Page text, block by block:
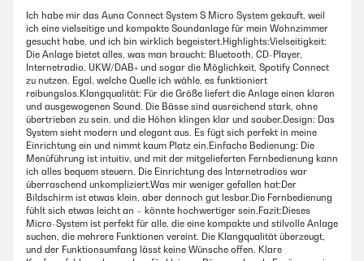
Ich habe mir das Auna Connect System S Micro System gekauft, weil
ich eine vielseitige und kompakte Soundanlage für mein Wohnzimmer
gesucht habe, und ich bin wirklich begeistert.Highlights:Vielseitigkeit:
Die Anlage bietet alles, was man braucht: Bluetooth, CD-Player,
Internetradio, UKW/DAB+ und sogar die Möglichkeit, Spotify Connect
zu nutzen. Egal, welche Quelle ich wähle, es funktioniert
reibungslos.Klangqualität: Für die Größe liefert die Anlage einen klaren
und ausgewogenen Sound. Die Bässe sind ausreichend stark, ohne
übertrieben zu sein, und die Höhen klingen klar und sauber.Design: Das
System sieht modern und elegant aus. Es fügt sich perfekt in meine
Einrichtung ein und nimmt kaum Platz ein.Einfache Bedienung: Die
Menüführung ist intuitiv, und mit der mitgelieferten Fernbedienung kann
ich alles bequem steuern. Die Einrichtung des Internetradios war
überraschend unkompliziert.Was mir weniger gefallen hat:Der
Bildschirm ist etwas klein, aber dennoch gut lesbar.Die Fernbedienung
fühlt sich etwas leicht an – könnte hochwertiger sein.Fazit:Dieses
Micro-System ist perfekt für alle, die eine kompakte und stilvolle Anlage
suchen, die mehrere Funktionen vereint. Die Klangqualität überzeugt,
und der Funktionsumfang lässt keine Wünsche offen. Klare